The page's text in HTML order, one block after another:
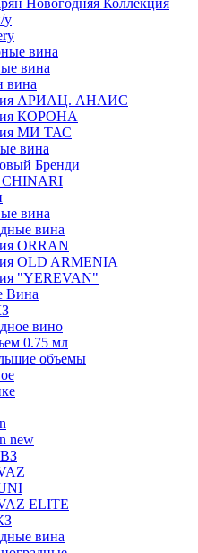
Новогодняя Коллекция
у
вина
вина
вина
АРИАЦ. АНАИС
КОРОНА
МИ ТАС
вина
Бренди
вина
вина
ORRAN
OLD ARMENIA
"YEREVAN"
Вина
вино
0.75 мл
объемы
new
ELITE
вина